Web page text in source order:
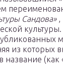
Сандова»,
из которых
название (как